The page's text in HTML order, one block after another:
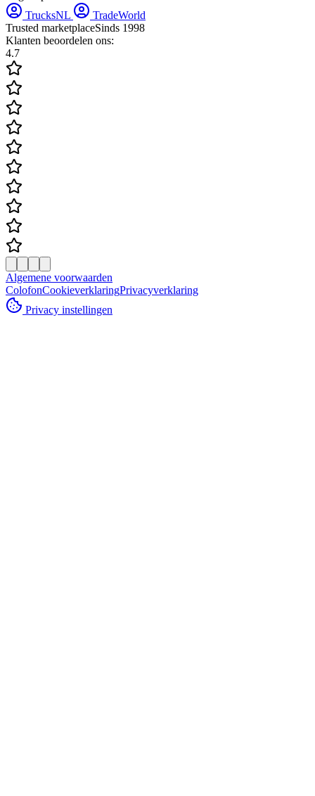
TrucksNL
TradeWorld
Trusted marketplaceSinds 1998
Klanten beoordelen ons:
4.7
Algemene voorwaarden
ColofonCookieverklaringPrivacyverklaring
Privacy instellingen